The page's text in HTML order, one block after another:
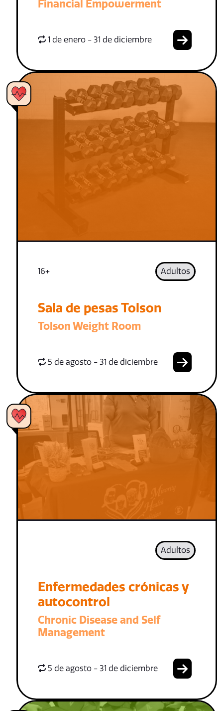
Financial Empowerment
1 de enero - 31 de diciembre
16+ Adultos
Sala de pesas Tolson
Tolson Weight Room
5 de agosto - 31 de diciembre
Adultos
Enfermedades crónicas y
autocontrol
Chronic Disease and Self
Management
5 de agosto - 31 de diciembre